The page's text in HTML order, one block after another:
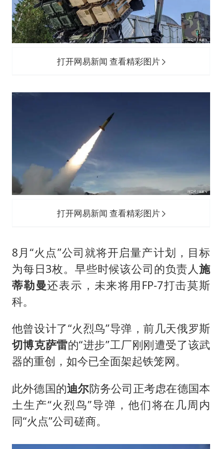
打开网易新闻 查看精彩图片
打开网易新闻 查看精彩图片
8月“火点”公司就将开启量产计划，目标
为每日3枚。早些时候该公司的负责人施
蒂勒曼还表示，未来将用FP-7打击莫斯
科。
他曾设计了“火烈鸟”导弹，前几天俄罗斯
切博克萨雷的“进步”工厂刚刚遭受了该武
器的重创，如今已全面架起铁笼网。
此外德国的迪尔防务公司正考虑在德国本
土生产“火烈鸟”导弹，他们将在几周内
同“火点”公司磋商。